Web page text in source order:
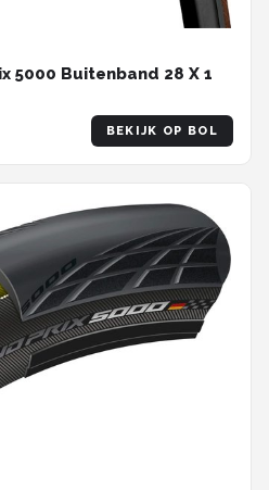
5000 Buitenband 28 X 1
BEKIJK OP BOL